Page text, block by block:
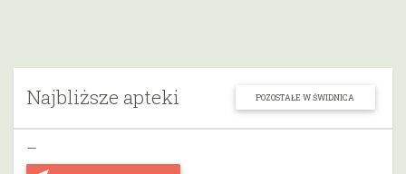
Najbliższe apteki POZOSTAŁE W ŚWIDNICA
–